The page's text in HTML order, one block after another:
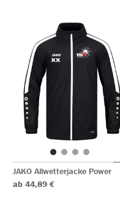
JAKO Allwetterjacke Power
ab 44,89 €